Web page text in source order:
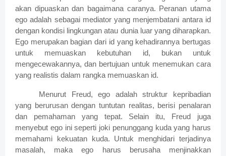
akan dipuaskan dan bagaimana caranya. Peranan utama
ego adalah sebagai mediator yang menjembatani antara id
dengan kondisi lingkungan atau dunia luar yang diharapkan.
Ego merupakan bagian dari id yang kehadirannya bertugas
untuk memuaskan kebutuhan id, bukan untuk
mengecewakannya, dan bertujuan untuk menemukan cara
yang realistis dalam rangka memuaskan id.
Menurut Freud, ego adalah struktur kepribadian
yang berurusan dengan tuntutan realitas, berisi penalaran
dan pemahaman yang tepat. Selain itu, Freud juga
menyebut ego ini seperti joki penunggang kuda yang harus
memahami kekuatan kuda. Untuk menghidari terjadinya
masalah, maka ego harus berusaha menjinakkan